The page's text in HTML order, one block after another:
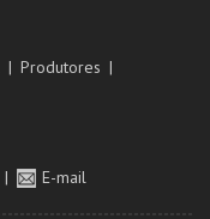
Produtores
E-mail